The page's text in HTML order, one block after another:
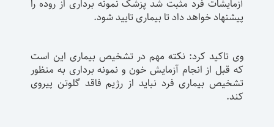
آزمایشات فرد مثبت شد پزشک نمونه برداری از روده را
پیشنهاد خواهد داد تا بیماری تایید شود.
وی تاکید کرد: نکته مهم در تشخیص بیماری این است
که قبل از انجام آزمایش خون و نمونه برداری به منظور
تشخیص بیماری فرد نباید از رژیم فاقد گلوتن پیروی
کند.